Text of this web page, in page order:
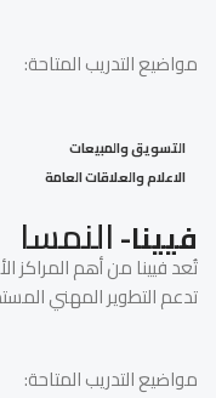
مواضيع التدريب المتاحة:
التسويق والمبيعات
الاعلام والعلاقات العامة
فيينا-النمسا
تُعد فيينا من أهم المراكز
تدعم التطوير المهني
مواضيع التدريب المتاحة: